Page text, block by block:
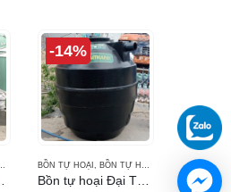
-14%
BỒN TỰ HOẠI BỒN TỰ HOẠI ĐẠI THÀNH
Bồn tự hoại Đại Thành 2000 lít